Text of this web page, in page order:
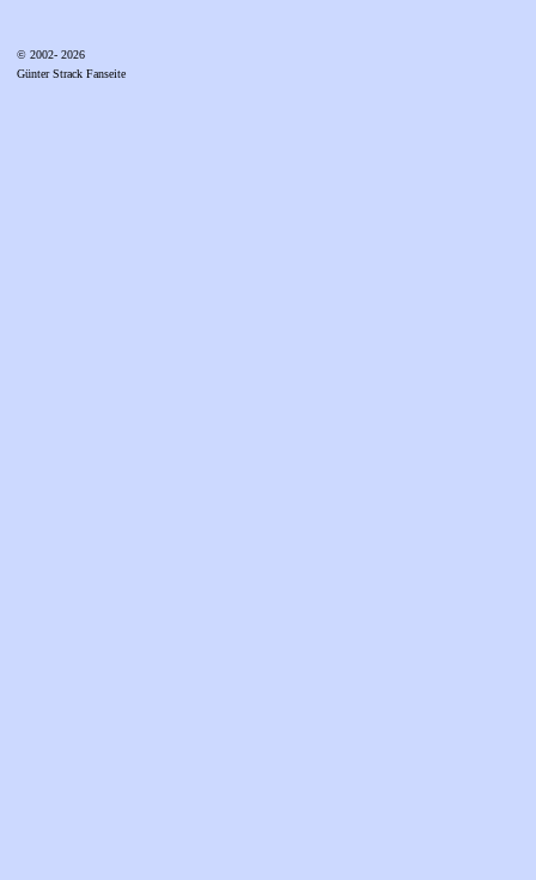
© 2002- 2026
Günter Strack Fanseite